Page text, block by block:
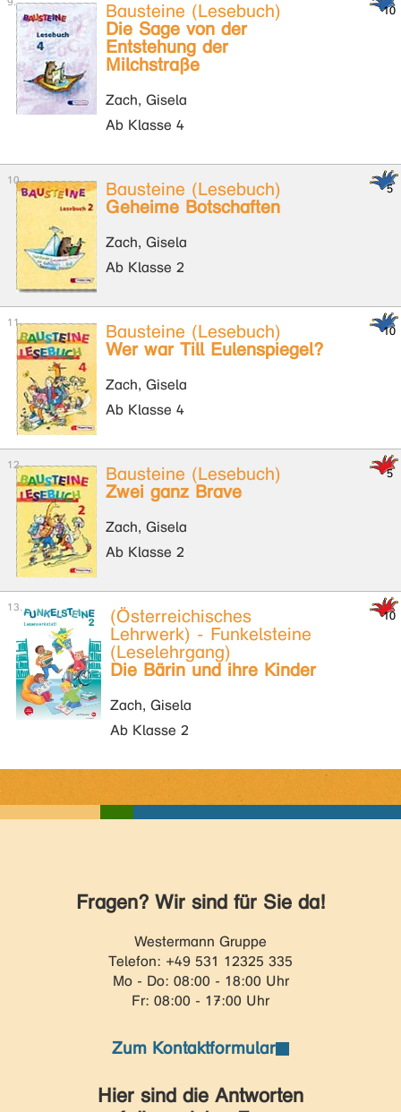
Bausteine (Lesebuch)
Die Sage von der
Entstehung der
Milchstraße
Zach, Gisela
Ab Klasse 4
Bausteine (Lesebuch)
Geheime Botschaften
Zach, Gisela
Ab Klasse 2
Bausteine (Lesebuch)
Wer war Till Eulenspiegel?
Zach, Gisela
Ab Klasse 4
Bausteine (Lesebuch)
Zwei ganz Brave
Zach, Gisela
Ab Klasse 2
(Österreichisches
Lehrwerk) - Funkelsteine
(Leselehrgang)
Die Bärin und ihre Kinder
Zach, Gisela
Ab Klasse 2